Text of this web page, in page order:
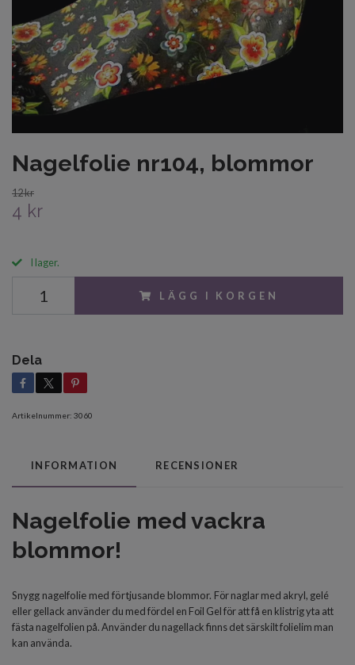
Nagelfolie nr104, blommor
12 kr
4 kr
I lager.
LÄGG I KORGEN
Dela
Artikelnummer: 3060
INFORMATION RECENSIONER
Nagelfolie med vackra
blommor!
Snygg nagelfolie med förtjusande blommor. För naglar med akryl, gelé
eller gellack använder du med fördel en Foil Gel för att få en klistrig yta att
fästa nagelfolien på. Använder du nagellack finns det särskilt folielim man
kan använda.